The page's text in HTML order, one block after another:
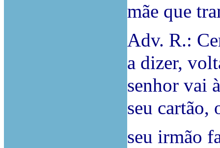
mãe que
Adv. R.:
a dizer,
senhor vai
seu cartão,
seu irmão